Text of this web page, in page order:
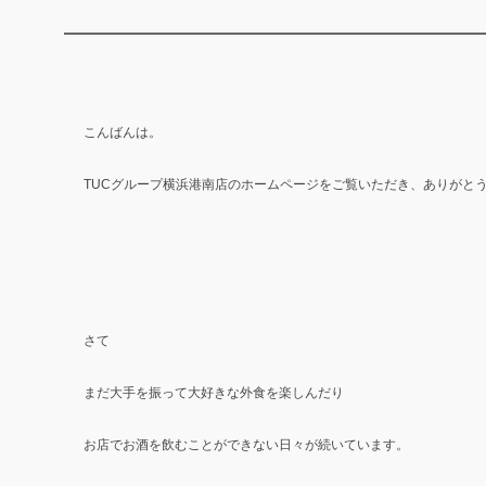
こんばんは。
TUCグループ横浜港南店のホームページをご覧いただき、ありがとう
さて
まだ大手を振って大好きな外食を楽しんだり
お店でお酒を飲むことができない日々が続いています。